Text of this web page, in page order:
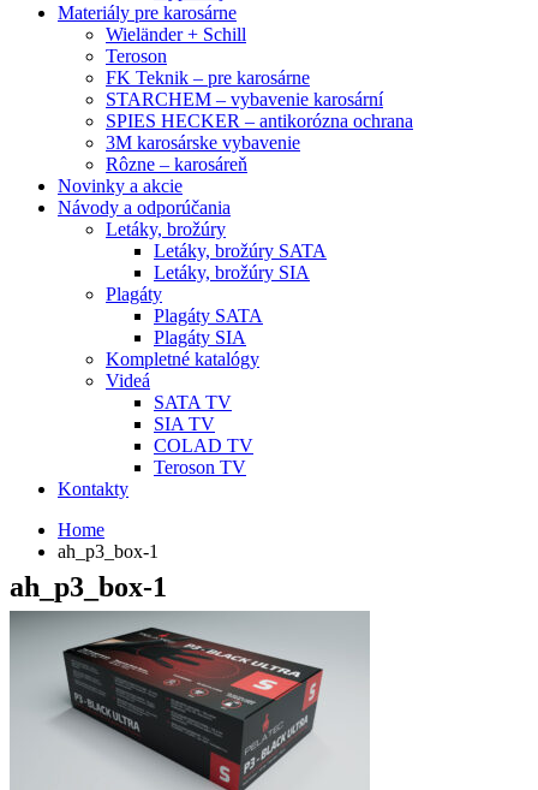
Materiály pre karosárne
Wieländer + Schill
Teroson
FK Teknik – pre karosárne
STARCHEM – vybavenie karosární
SPIES HECKER – antikorózna ochrana
3M karosárske vybavenie
Rôzne – karosáreň
Novinky a akcie
Návody a odporúčania
Letáky, brožúry
Letáky, brožúry SATA
Letáky, brožúry SIA
Plagáty
Plagáty SATA
Plagáty SIA
Kompletné katalógy
Videá
SATA TV
SIA TV
COLAD TV
Teroson TV
Kontakty
Home
ah_p3_box-1
ah_p3_box-1